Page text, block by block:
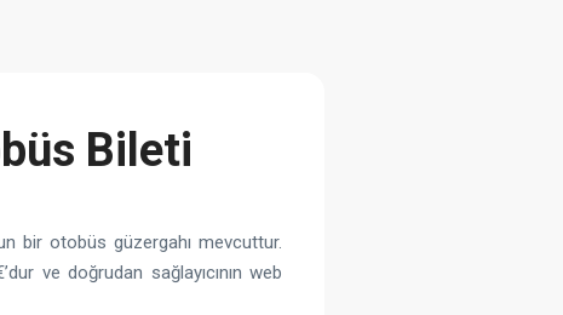
Bileti
bir otobüs güzergahı mevcuttur.
ve doğrudan sağlayıcının web